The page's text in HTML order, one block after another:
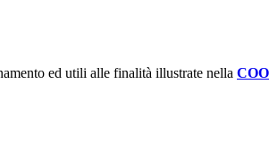
ed utili alle finalità illustrate nella